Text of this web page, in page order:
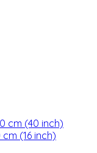
cm (40 inch)
(16 inch)